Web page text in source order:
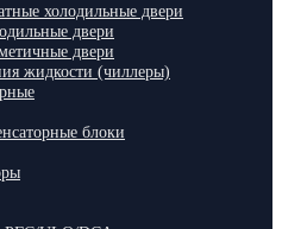
холодильные двери
двери
двери
жидкости (чиллеры)
блоки